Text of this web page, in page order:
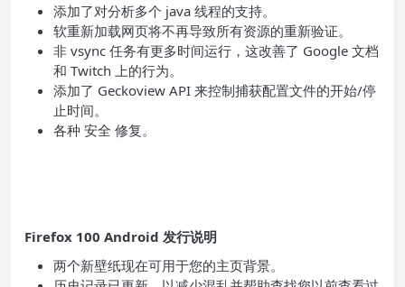
添加了对分析多个 java 线程的支持。
软重新加载网页将不再导致所有资源的重新验证。
非 vsync 任务有更多时间运行，这改善了 Google 文档
和 Twitch 上的行为。
添加了 Geckoview API 来控制捕获配置文件的开始/停
止时间。
各种 安全 修复。
Firefox 100 Android 发行说明
两个新壁纸现在可用于您的主页背景。